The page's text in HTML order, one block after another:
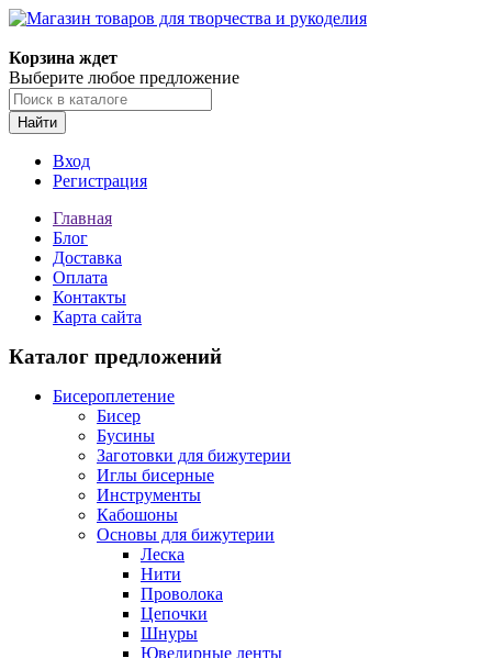
Корзина ждет
Выберите любое предложение
Найти
Вход
Регистрация
Главная
Блог
Доставка
Оплата
Контакты
Карта сайта
Каталог предложений
Бисероплетение
Бисер
Бусины
Заготовки для бижутерии
Иглы бисерные
Инструменты
Кабошоны
Основы для бижутерии
Леска
Нити
Проволока
Цепочки
Шнуры
Ювелирные ленты